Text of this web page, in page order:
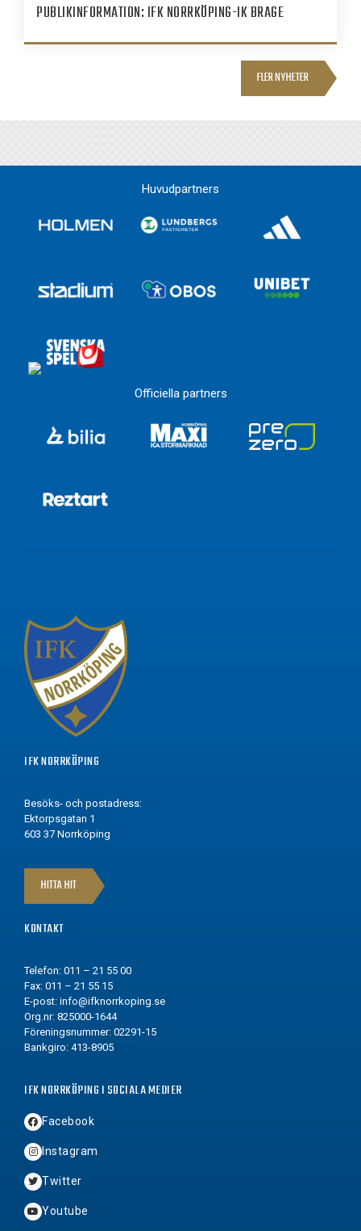
PUBLIKINFORMATION: IFK NORRKÖPING-IK BRAGE
FLER NYHETER
Huvudpartners
Officiella partners
IFK NORRKÖPING
Besöks- och postadress:
Ektorpsgatan 1
603 37 Norrköping
HITTA HIT
KONTAKT
Telefon: 011 – 21 55 00
Fax: 011 – 21 55 15
E-post: info@ifknorrkoping.se
Org.nr: 825000-1644
Föreningsnummer: 02291-15
Bankgiro: 413-8905
IFK NORRKÖPING I SOCIALA MEDIER
Facebook
Instagram
Twitter
Youtube